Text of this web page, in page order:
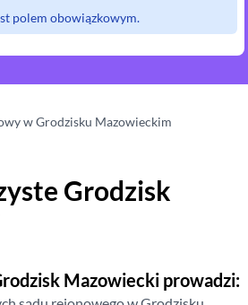
polem obowiązkowym.
w Grodzisku Mazowieckim
Grodzisk
Mazowiecki prowadzi: